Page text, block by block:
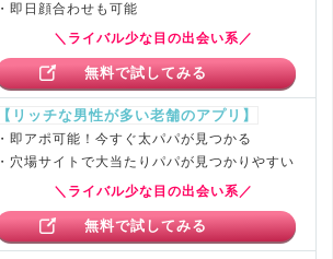
・即日顔合わせも可能
＼ライバル少な目の出会い系／
無料で試してみる
【リッチな男性が多い老舗のアプリ】
・即アポ可能！今すぐ太パパが見つかる
・穴場サイトで大当たりパパが見つかりやすい
＼ライバル少な目の出会い系／
無料で試してみる